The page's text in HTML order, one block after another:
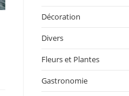
Décoration
Divers
Fleurs et Plantes
Gastronomie